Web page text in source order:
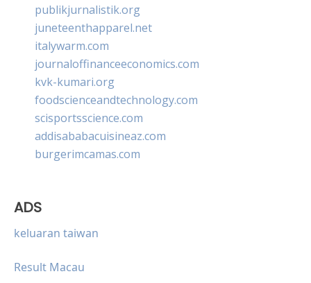
publikjurnalistik.org
juneteenthapparel.net
italywarm.com
journaloffinanceeconomics.com
kvk-kumari.org
foodscienceandtechnology.com
scisportsscience.com
addisababacuisineaz.com
burgerimcamas.com
ADS
keluaran taiwan
Result Macau